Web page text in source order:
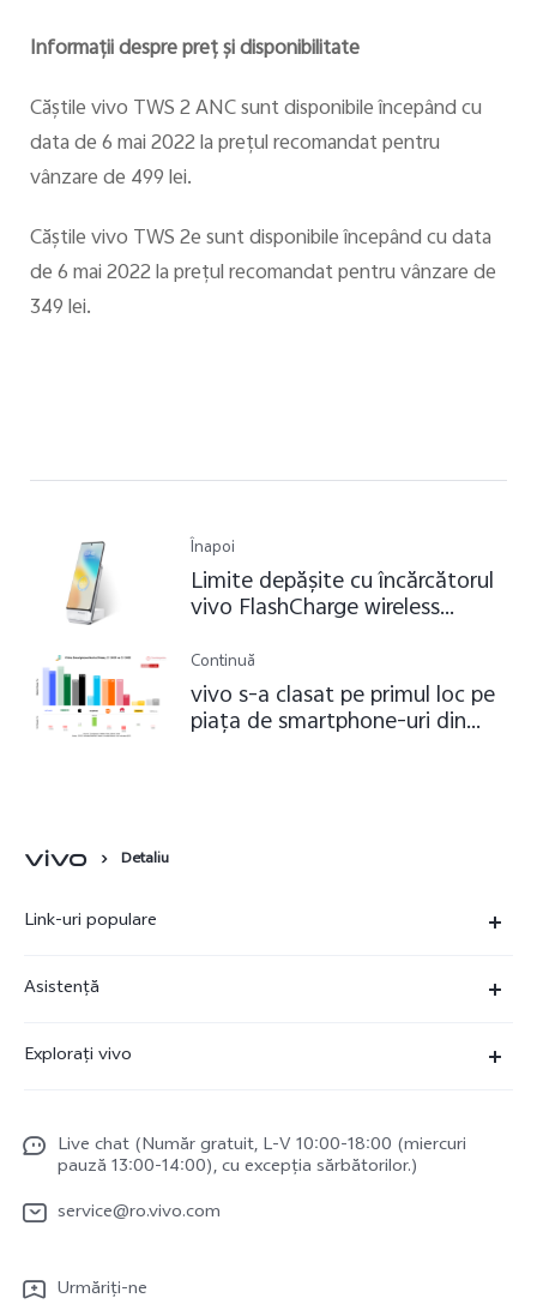
Informaţii despre preţ şi disponibilitate
Căştile vivo TWS 2 ANC sunt disponibile începând cu
data de 6 mai 2022 la preţul recomandat pentru
vânzare de 499 lei.
Căştile vivo TWS 2e sunt disponibile începând cu data
de 6 mai 2022 la preţul recomandat pentru vânzare de
349 lei.
Înapoi
Limite depășite cu încărcătorul
vivo FlashCharge wireless
Continuă
vivo s-a clasat pe primul loc pe
piața de smartphone-uri din
Detaliu
Link-uri populare
V23 5G
Y35
Y22s
Asistență
Funtouch OS
Trimite la reparatie
Autentificare IMEI
Actualizarea sistemului
Explorați vivo
Viața cu vivo
vivo Netiquette
Live chat (Număr gratuit, L-V 10:00-18:00 (miercuri
pauză 13:00-14:00), cu excepția sărbătorilor.)
service@ro.vivo.com
Urmăriți-ne